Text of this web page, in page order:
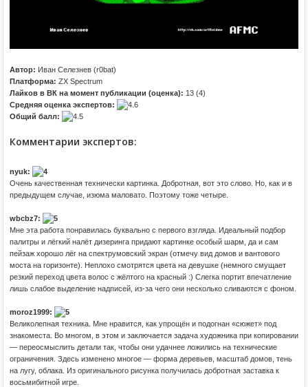
Автор: Иван Селезнев (r0bat)
Платформа: ZX Spectrum
Лайков в ВК на момент публикации (оценка): 13 (4)
Средняя оценка экспертов:
Общий балл:
Комментарии экспертов:
nyuk:
Очень качественная технически картинка. Добротная, вот это слово. Но, как и в
предыдущем случае, изюма маловато. Поэтому тоже четыре.
wbcbz7:
Мне эта работа понравилась буквально с первого взгляда. Идеальный подбор
палитры и лёгкий налёт дизеринга придают картинке особый шарм, да и сам
пейзаж хорошо лёг на спектрумовский экран (отмечу вид домов и вантового
моста на горизонте). Неплохо смотрятся цвета на девушке (немного смущает
резкий переход цвета волос с жёлтого на красный :) Слегка портит впечатление
лишь слабое выделение надписей, из-за чего они несколько сливаются с фоном.
moroz1999:
Великолепная техника. Мне нравится, как упрощён и подогнан «сюжет» под
знакоместа. Во многом, в этом и заключается задача художника при копировании
— переосмыслить детали так, чтобы они удачнее ложились на технические
ограничения. Здесь изменено многое — форма деревьев, масштаб домов, тень
на лугу, облака. Из оригинального рисунка получилась добротная заставка к
восьмибитной игре.